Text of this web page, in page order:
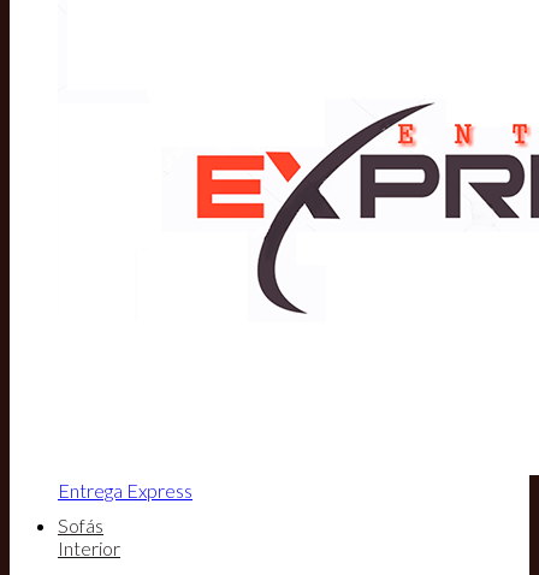
Entrega Express
Sofás
Interior